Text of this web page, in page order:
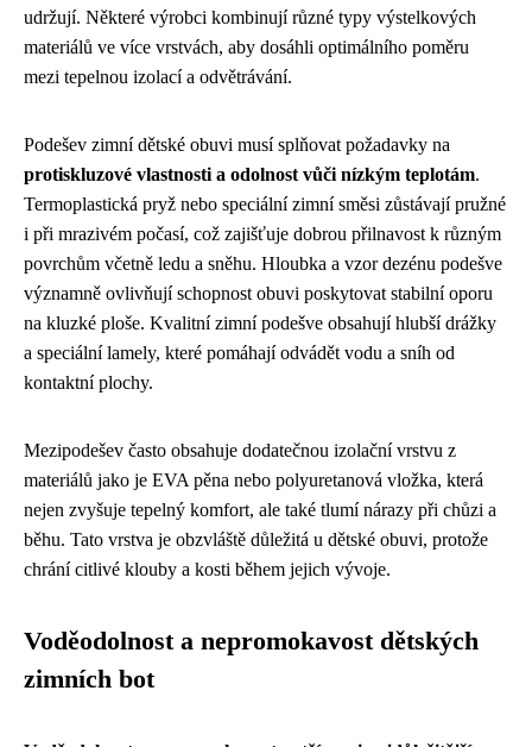
udržují. Některé výrobci kombinují různé typy výstelkových
materiálů ve více vrstvách, aby dosáhli optimálního poměru
mezi tepelnou izolací a odvětrávání.
Podešev zimní dětské obuvi musí splňovat požadavky na
protiskluzové vlastnosti a odolnost vůči nízkým teplotám.
Termoplastická pryž nebo speciální zimní směsi zůstávají pružné
i při mrazivém počasí, což zajišťuje dobrou přilnavost k různým
povrchům včetně ledu a sněhu. Hloubka a vzor dezénu podešve
významně ovlivňují schopnost obuvi poskytovat stabilní oporu
na kluzké ploše. Kvalitní zimní podešve obsahují hlubší drážky
a speciální lamely, které pomáhají odvádět vodu a sníh od
kontaktní plochy.
Mezipodešev často obsahuje dodatečnou izolační vrstvu z
materiálů jako je EVA pěna nebo polyuretanová vložka, která
nejen zvyšuje tepelný komfort, ale také tlumí nárazy při chůzi a
běhu. Tato vrstva je obzvláště důležitá u dětské obuvi, protože
chrání citlivé klouby a kosti během jejich vývoje.
Voděodolnost a nepromokavost dětských
zimních bot